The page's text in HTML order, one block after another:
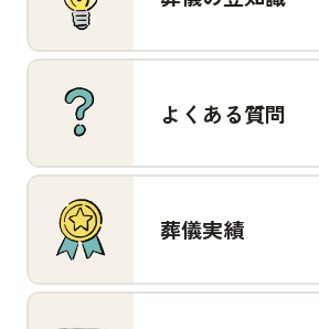
よくある質問
葬儀実績